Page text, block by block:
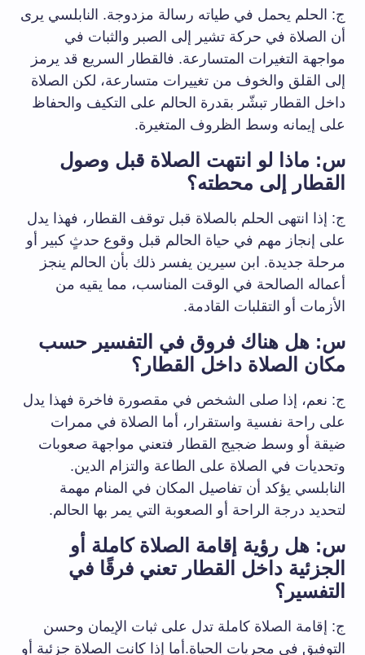
ج: الحلم يحمل في طياته رسالة مزدوجة. النابلسي يرى
أن الصلاة في حركة تشير إلى الصبر والثبات في
مواجهة التغيرات المتسارعة. فالقطار السريع قد يرمز
إلى القلق والخوف من تغييرات متسارعة، لكن الصلاة
داخل القطار تبشّر بقدرة الحالم على التكيف والحفاظ
على إيمانه وسط الظروف المتغيرة.
س: ماذا لو انتهت الصلاة قبل وصول
القطار إلى محطته؟
ج: إذا انتهى الحلم بالصلاة قبل توقف القطار، فهذا يدل
على إنجاز مهم في حياة الحالم قبل وقوع حدثٍ كبير أو
مرحلة جديدة. ابن سيرين يفسر ذلك بأن الحالم ينجز
أعماله الصالحة في الوقت المناسب، مما يقيه من
الأزمات أو التقلبات القادمة.
س: هل هناك فروق في التفسير حسب
مكان الصلاة داخل القطار؟
ج: نعم، إذا صلى الشخص في مقصورة فاخرة فهذا يدل
على راحة نفسية واستقرار، أما الصلاة في ممرات
ضيقة أو وسط ضجيج القطار فتعني مواجهة صعوبات
وتحديات في الصلاة على الطاعة والتزام الدين.
النابلسي يؤكد أن تفاصيل المكان في المنام مهمة
لتحديد درجة الراحة أو الصعوبة التي يمر بها الحالم.
س: هل رؤية إقامة الصلاة كاملة أو
الجزئية داخل القطار تعني فرقًا في
التفسير؟
ج: إقامة الصلاة كاملة تدل على ثبات الإيمان وحسن
التوفيق في مجريات الحياة.أما إذا كانت الصلاة جزئية أو